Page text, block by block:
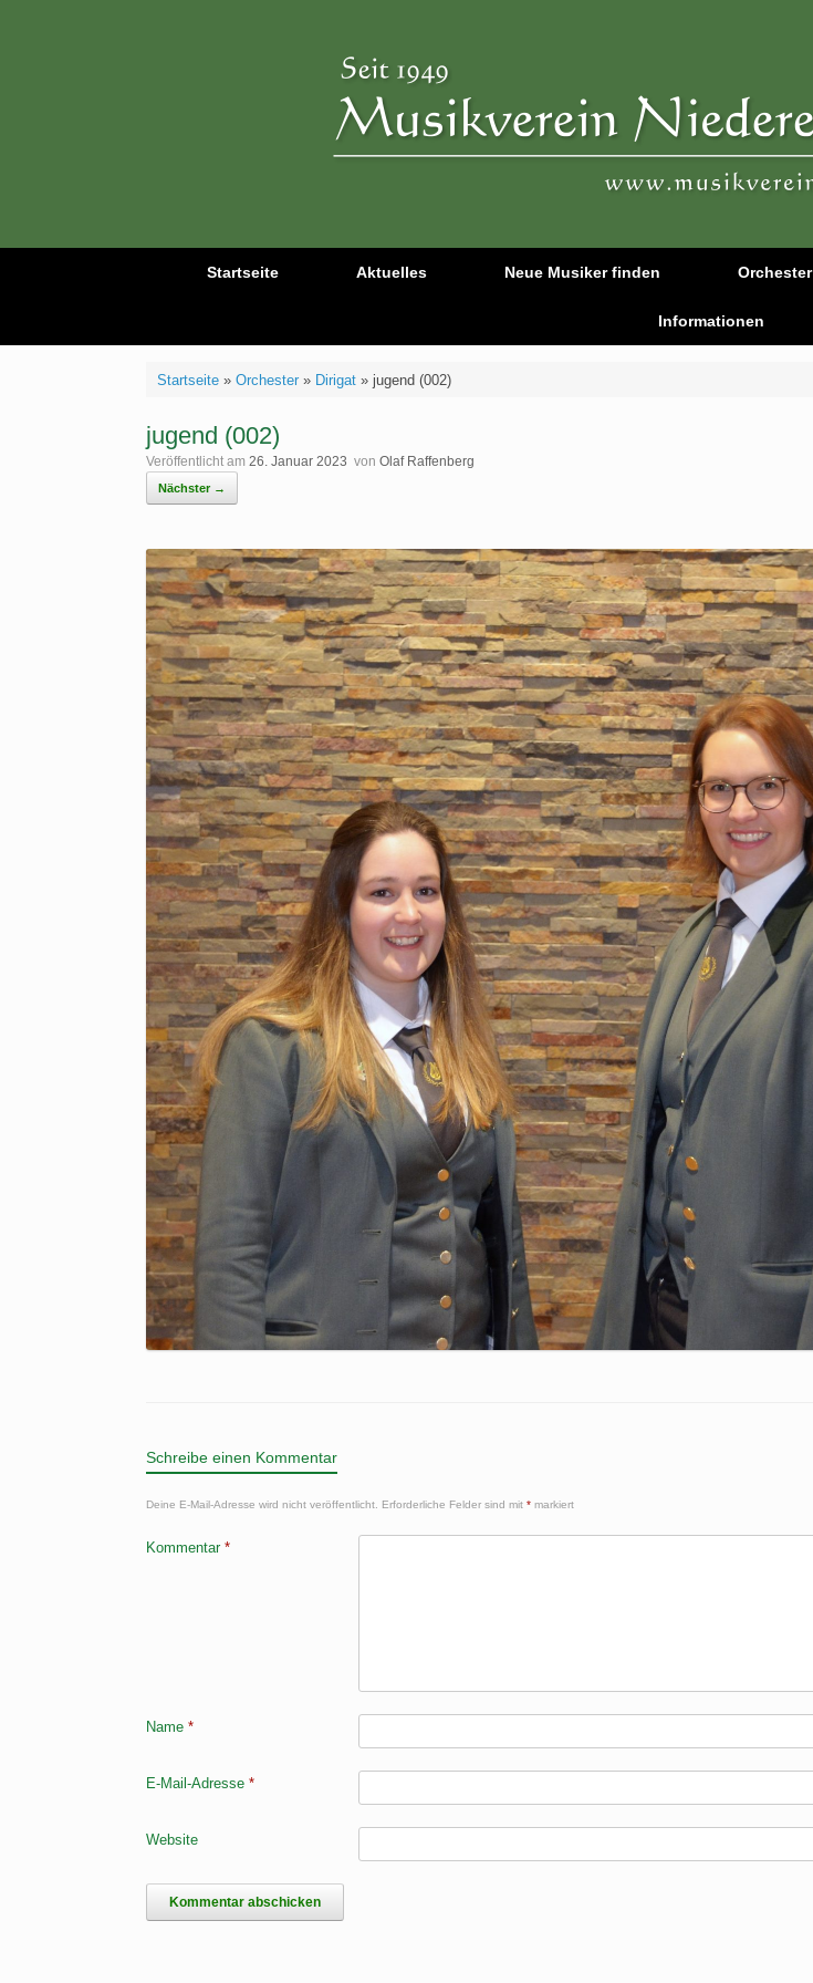
Startseite Aktuelles Neue Musiker finden Orchester
Informationen
Startseite» Orchester» Dirigat» jugend (002)
jugend (002)
Veröffentlicht am 26. Januar 2023 von Olaf Raffenberg
Nächster →
Schreibe einen Kommentar
Deine E-Mail-Adresse wird nicht veröffentlicht. Erforderliche Felder sind mit * markiert
Kommentar *
Name *
E-Mail-Adresse *
Website